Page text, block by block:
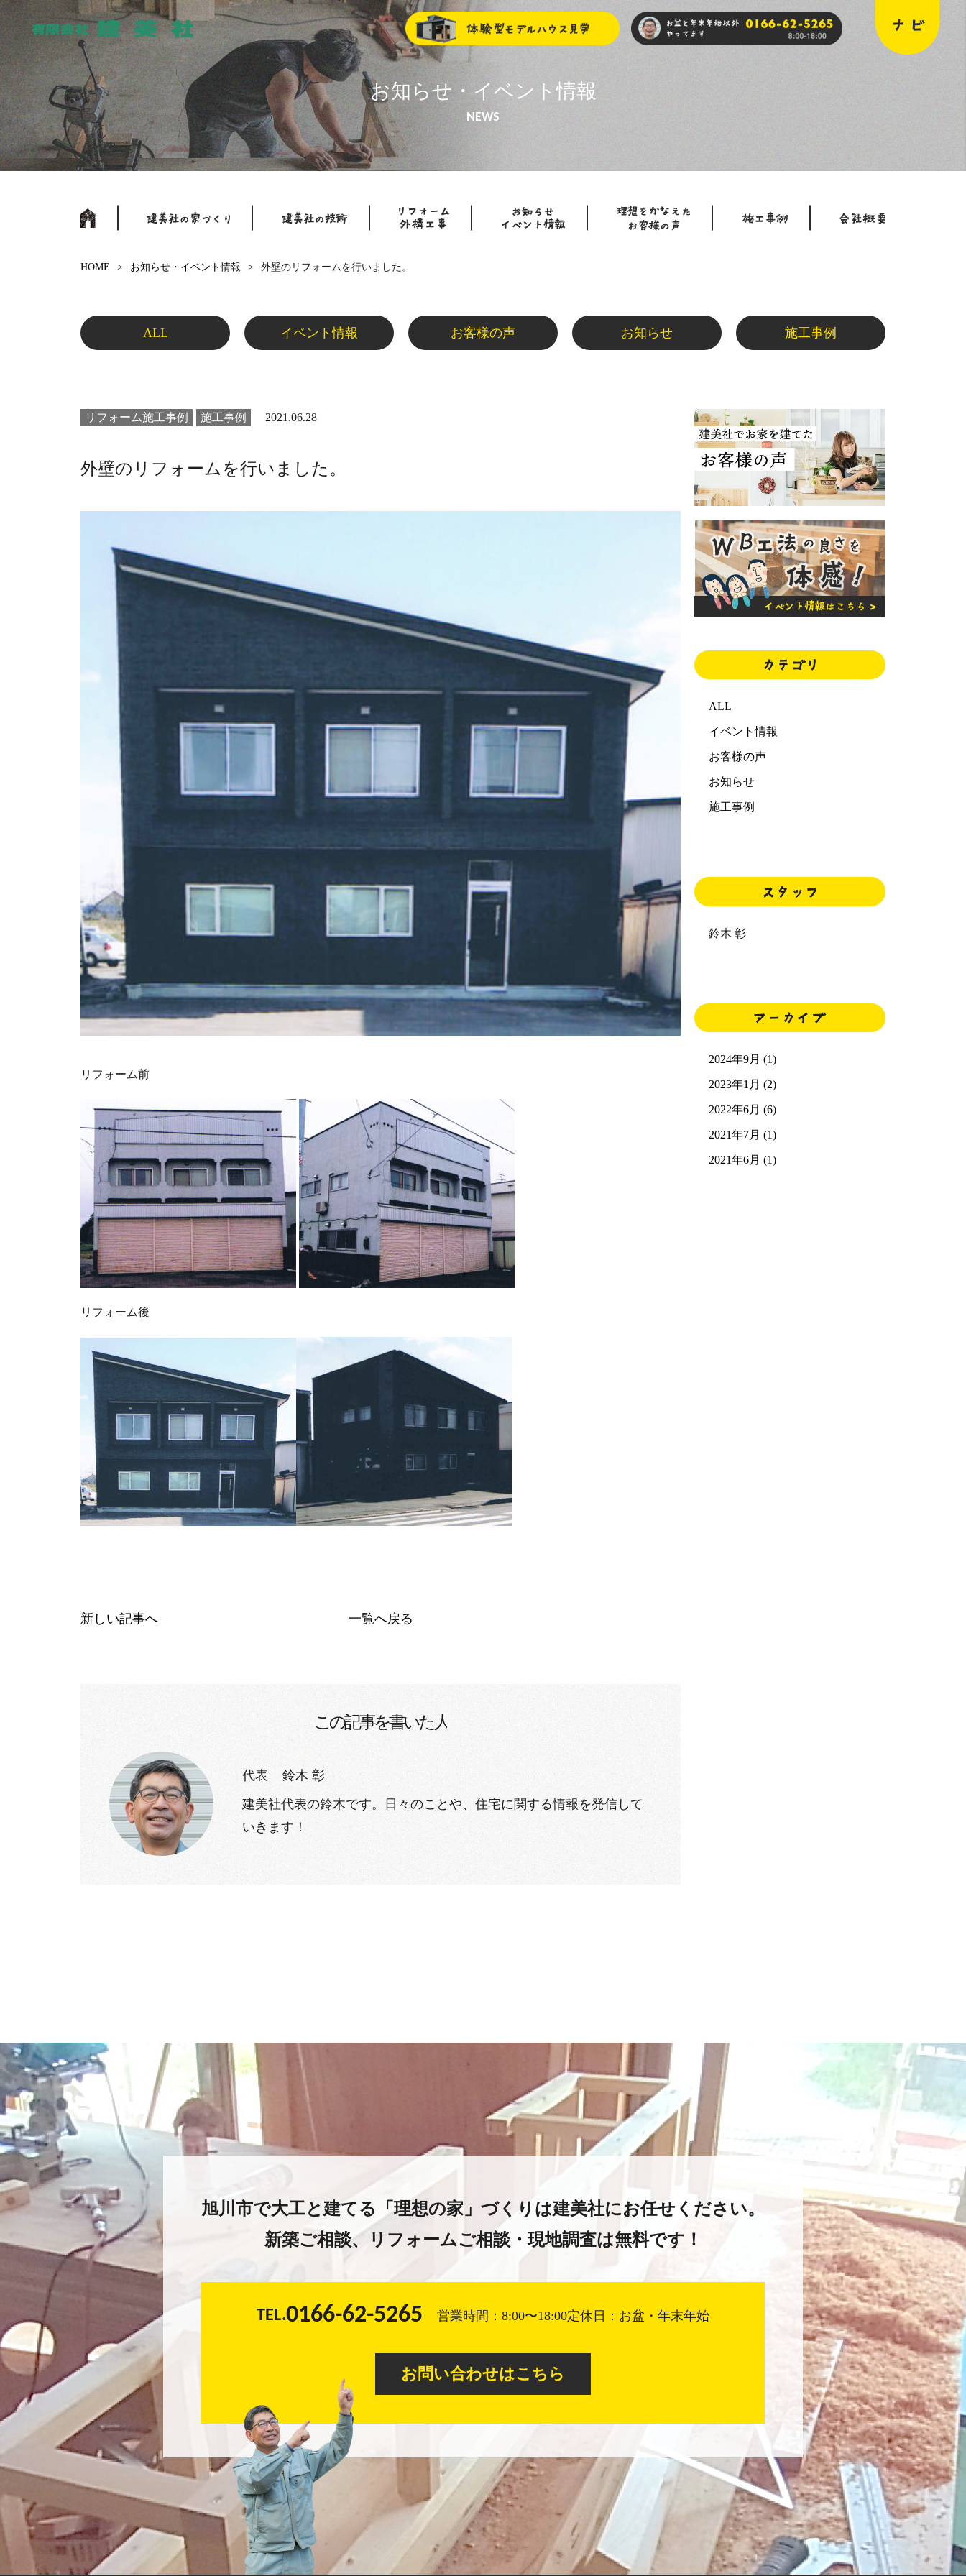
お知らせ・イベント情報
NEWS
HOME お知らせ・イベント情報 外壁のリフォームを行いました。
ALL イベント情報 お客様の声 お知らせ 施工事例
リフォーム施工事例 施工事例 2021.06.28
外壁のリフォームを行いました。
リフォーム前
リフォーム後
新しい記事へ 一覧へ戻る
代表
鈴木 彰
建美社代表の鈴木です。日々のことや、住宅に関する情報を発信して
いきます！
ALL
イベント情報
お客様の声
お知らせ
施工事例
鈴木 彰
2024年9月 (1)
2023年1月 (2)
2022年6月 (6)
2021年7月 (1)
2021年6月 (1)
旭川市で大工と建てる
「理想の家」づくりは建美社にお任せください。
新築ご相談、
リフォームご相談・現地調査は無料です！
TEL.0166-62-5265 営業時間：8:00〜18:00定休日：お盆・年末年始
お問い合わせはこちら